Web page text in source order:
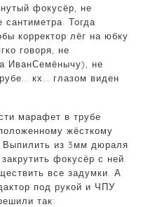
фокусёр, не
Тогда
корректор лёг на юбку
говоря, не
ИванСемёнычу), не
кх… глазом виден
марафет в трубе
жёсткому
Выпилить из 3мм дюраля
фокусёр с ней.
все задумки. А
под рукой и ЧПУ
так: